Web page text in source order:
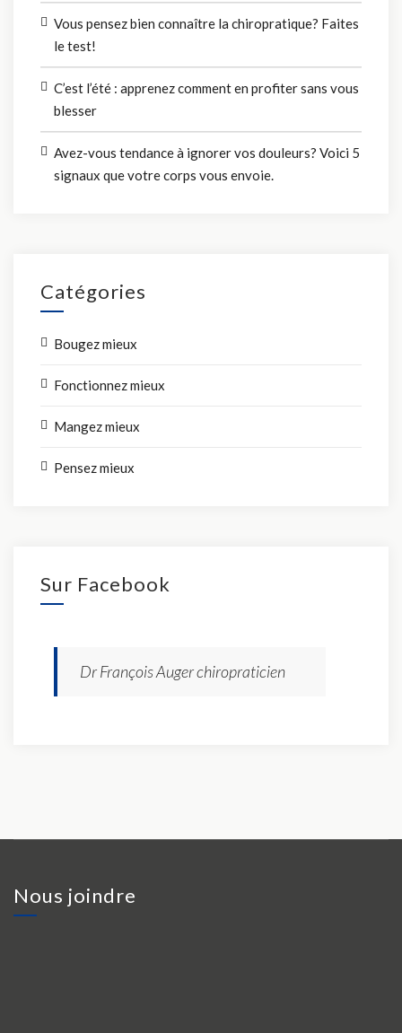
Vous pensez bien connaître la chiropratique? Faites
le test!
C’est l’été : apprenez comment en profiter sans vous
blesser
Avez-vous tendance à ignorer vos douleurs? Voici 5
signaux que votre corps vous envoie.
Catégories
Bougez mieux
Fonctionnez mieux
Mangez mieux
Pensez mieux
Sur Facebook
Dr François Auger chiropraticien
Nous joindre